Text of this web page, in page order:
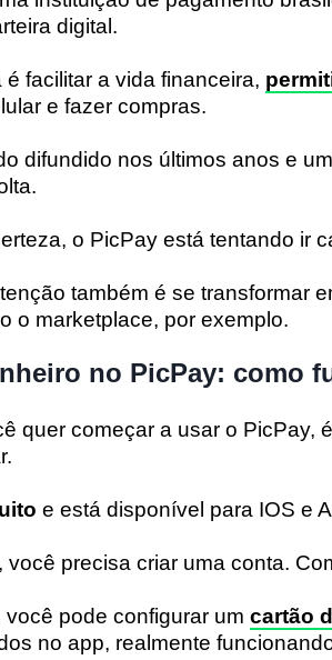
digital.
é facilitar a vida financeira,
e fazer compras.
difundido nos últimos anos e
o PicPay está tentando ir
também é se transformar
o marketplace, por exemplo.
no PicPay: como
quer começar a usar o PicPay,
e está disponível para IOS e
você precisa criar uma conta.
você pode configurar um cartão
no app, realmente